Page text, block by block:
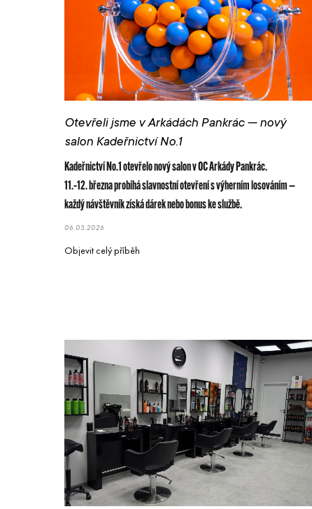
Otevřeli jsme v Arkádách Pankrác — nový
salon Kadeřnictví No.1
Kadeřnictví No.1 otevřelo nový salon v OC Arkády Pankrác.
11.–12. března probíhá slavnostní otevření s výherním losováním —
každý návštěvník získá dárek nebo bonus ke službě.
06.03.2026
Objevit celý příběh